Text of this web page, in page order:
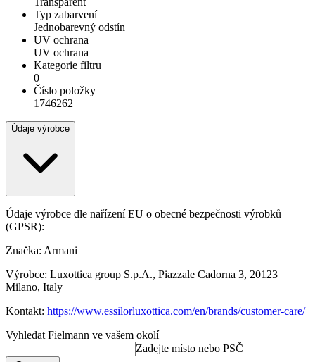
Typ zabarvení
Jednobarevný odstín
UV ochrana
UV ochrana
Kategorie filtru
0
Číslo položky
1746262
Údaje výrobce
Údaje výrobce dle nařízení EU o obecné bezpečnosti výrobků
(GPSR):
Značka: Armani
Výrobce: Luxottica group S.p.A., Piazzale Cadorna 3, 20123
Milano, Italy
Kontakt: https://www.essilorluxottica.com/en/brands/customer-care/
Vyhledat Fielmann ve vašem okolí
Zadejte místo nebo PSČ